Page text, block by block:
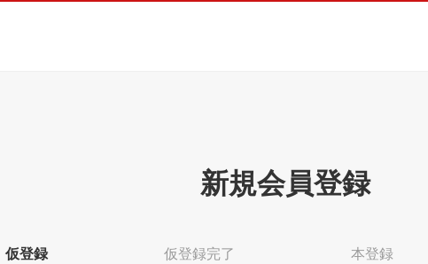
新規会員登録
仮登録 仮登録完了 本登録